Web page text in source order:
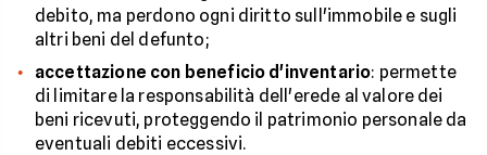
debito, ma perdono ogni diritto sull'immobile e sugli
altri beni del defunto;
accettazione con beneficio d'inventario: permette
di limitare la responsabilità dell'erede al valore dei
beni ricevuti, proteggendo il patrimonio personale da
eventuali debiti eccessivi.